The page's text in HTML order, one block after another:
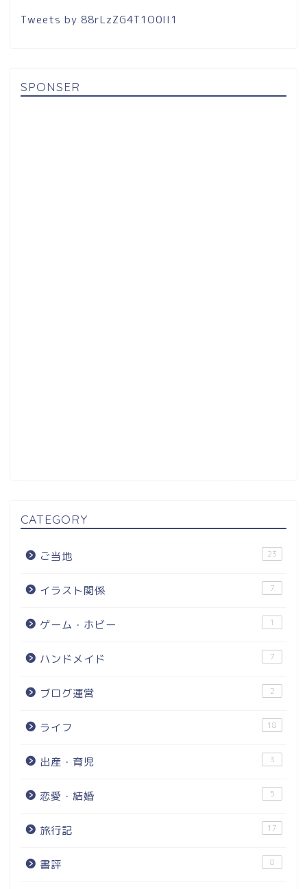
Tweets by 88rLzZG4T1O0lI1
SPONSER
CATEGORY
ご当地 23
イラスト関係 7
ゲーム・ホビー 1
ハンドメイド 7
ブログ運営 2
ライフ 18
出産・育児 3
恋愛・結婚 5
旅行記 17
書評 8